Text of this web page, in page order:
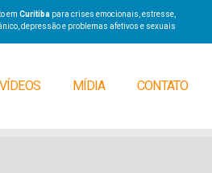
emCuritiba para crises emocionais, estresse,
depressão e problemas afetivos e sexuais
VÍDEOS MÍDIA CONTATO